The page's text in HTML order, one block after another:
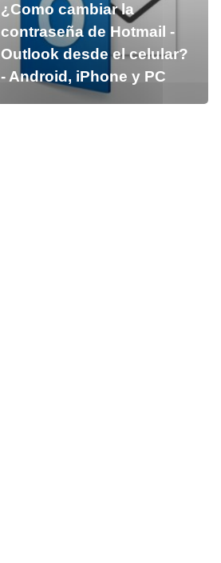
¿Como cambiar la
contraseña de Hotmail -
Outlook desde el celular?
- Android, iPhone y PC